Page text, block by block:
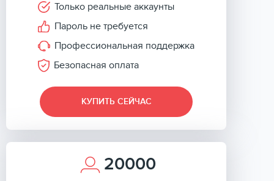
Только реальные аккаунты
Пароль не требуется
Профессиональная поддержка
Безопасная оплата
КУПИТЬ СЕЙЧАС
20000